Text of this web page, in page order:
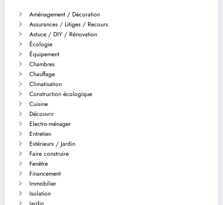
Aménagement / Décoration
Assurances / Litiges / Recours
Astuce / DIY / Rénovation
Écologie
Équipement
Chambres
Chauffage
Climatisation
Construction écologique
Cuisine
Découvrir
Electro-ménager
Entretien
Extérieurs / Jardin
Faire construire
Fenêtre
Financement
Immobilier
Isolation